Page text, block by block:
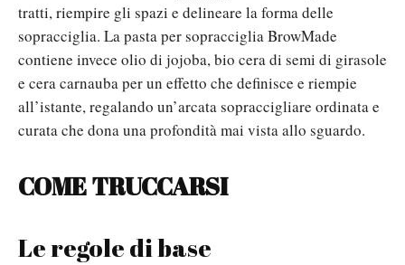
tratti, riempire gli spazi e delineare la forma delle
sopracciglia. La pasta per sopracciglia BrowMade
contiene invece olio di jojoba, bio cera di semi di girasole
e cera carnauba per un effetto che definisce e riempie
all’istante, regalando un’arcata sopraccigliare ordinata e
curata che dona una profondità mai vista allo sguardo.
COME TRUCCARSI
Le regole di base